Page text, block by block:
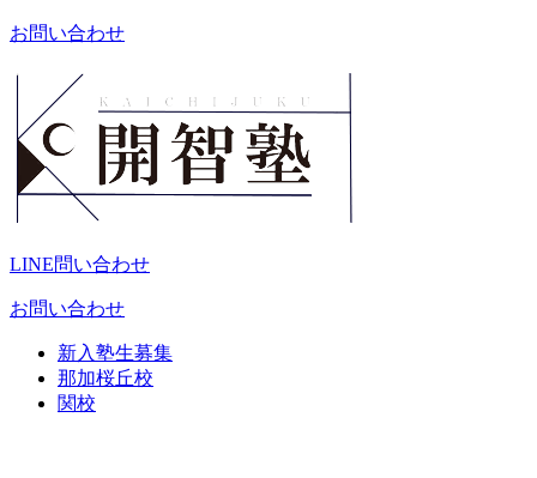
お問い合わせ
LINE問い合わせ
お問い合わせ
新入塾生募集
那加桜丘校
関校